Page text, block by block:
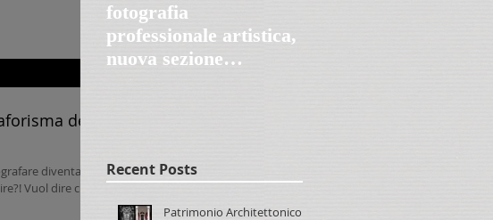
del
diventa
Vuol dire che
fotografia
professionale artistica,
nuova sezione
Recent Posts
Patrimonio Architettonico